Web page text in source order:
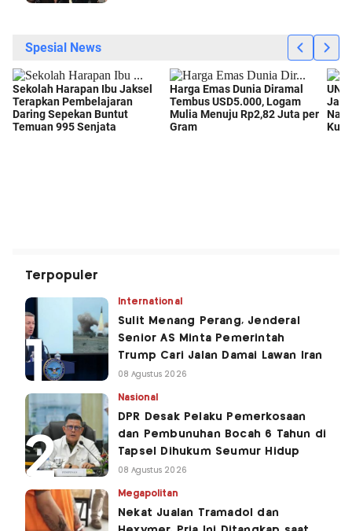
Terpopuler
International
Sulit Menang Perang, Jenderal
Senior AS Minta Pemerintah
Trump Cari Jalan Damai Lawan Iran
08 Agustus 2026
Nasional
DPR Desak Pelaku Pemerkosaan
dan Pembunuhan Bocah 6 Tahun di
Tapsel Dihukum Seumur Hidup
08 Agustus 2026
Megapolitan
Nekat Jualan Tramadol dan